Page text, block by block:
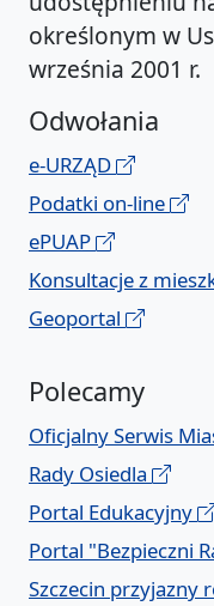
określonym w
września 2001 r.
Odwołania
e-URZĄD
Podatki on-line
ePUAP
Konsultacje z
Geoportal
Polecamy
Oficjalny Serwis
Rady Osiedla
Portal Edukacyjny
Portal "Bezpieczni
Szczecin przyjazny